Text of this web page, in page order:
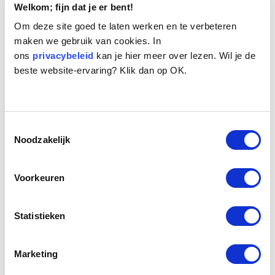
Welkom; fijn dat je er bent!
Om deze site goed te laten werken en te verbeteren
maken we gebruik van cookies. In
ons privacybeleid kan je hier meer over lezen. Wil je de
beste website-ervaring? Klik dan op OK.
Noodzakelijk
Voorkeuren
Statistieken
Marketing
Naam: Mylo
Ras/type:
Hoeveel dagen te gast geweest:
Golden Retrieverreu Mylo. Mylo is een 10 jaar oude gecastreerde reu
die wegens allergie van zijn eigenaresse is afgestaan. Mylo is een